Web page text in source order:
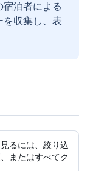
泊者による
収集し、表
るには、絞り込
またはすべてク